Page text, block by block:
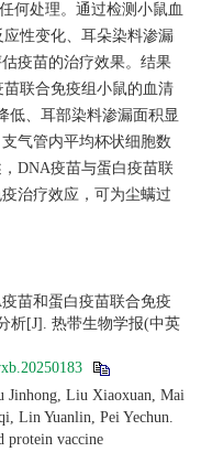
何处理。通过检测小鼠血
性变化、耳朵染料渗漏
疫苗的治疗效果。结果
联合免疫组小鼠的血清
低、耳部染料渗漏面积显
气管内平均杯状细胞数
DNA疫苗与蛋白疫苗联
治疗效应，可为尘螨过
苗和蛋白疫苗联合免疫
析[J]. 热带生物学报(中英
Jinhong, Liu Xiaoxuan, Mai
Lin Yuanlin, Pei Yechun.
protein vaccine